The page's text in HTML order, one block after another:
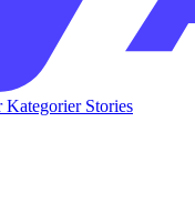
Kategorier Stories